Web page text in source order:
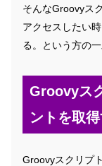
そんなGroovyス
アクセスしたい
る。という方の
Groovyス
ントを取
Groovyスクリプ